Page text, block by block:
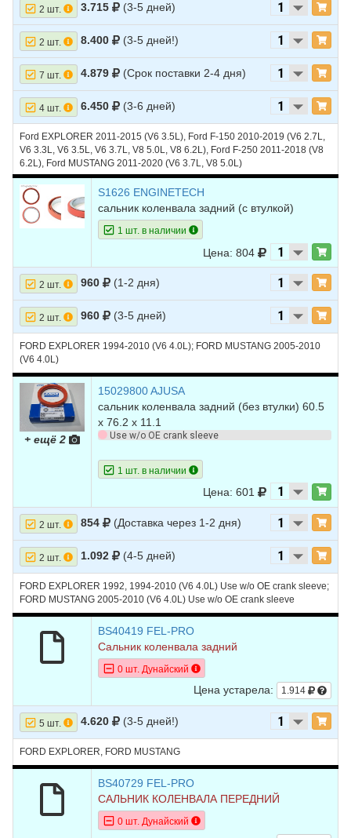
2 шт. 3.715 (3-5 дней)
2 шт. 8.400 (3-5 дней!)
7 шт. 4.879 (Срок поставки 2-4 дня)
4 шт. 6.450 (3-6 дней)
Ford EXPLORER 2011-2015 (V6 3.5L), Ford F-150 2010-2019 (V6 2.7L,
V6 3.3L, V6 3.5L, V6 3.7L, V8 5.0L, V8 6.2L), Ford F-250 2011-2018 (V8
6.2L), Ford MUSTANG 2011-2020 (V6 3.7L, V8 5.0L)
S1626 ENGINETECH
сальник коленвала задний (с втулкой)
1 шт. в наличии
Цена: 804
2 шт. 960 (1-2 дня)
2 шт. 960 (3-5 дней)
FORD EXPLORER 1994-2010 (V6 4.0L); FORD MUSTANG 2005-2010
(V6 4.0L)
+ ещё 2
15029800 AJUSA
сальник коленвала задний (без втулки) 60.5
х 76.2 х 11.1
Use w/o OE crank sleeve
1 шт. в наличии
Цена: 601
2 шт. 854 (Доставка через 1-2 дня)
2 шт. 1.092 (4-5 дней)
FORD EXPLORER 1992, 1994-2010 (V6 4.0L) Use w/o OE crank sleeve;
FORD MUSTANG 2005-2010 (V6 4.0L) Use w/o OE crank sleeve
BS40419 FEL-PRO
Сальник коленвала задний
0 шт. Дунайский
Цена устарела: 1.914
5 шт. 4.620 (3-5 дней!)
FORD EXPLORER, FORD MUSTANG
BS40729 FEL-PRO
САЛЬНИК КОЛЕНВАЛА ПЕРЕДНИЙ
0 шт. Дунайский